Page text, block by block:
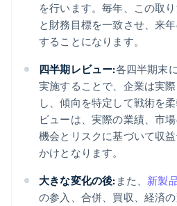
を行います。毎年、この取
と財務目標を一致させ、来
することになります。
四半期レビュー:各四半期末
実施することで、企業は実
し、傾向を特定して戦術を
ビューは、実際の業績、市
機会とリスクに基づいて収
かけとなります。
大きな変化の後: また、 新製
の参入、合併、買収、経済